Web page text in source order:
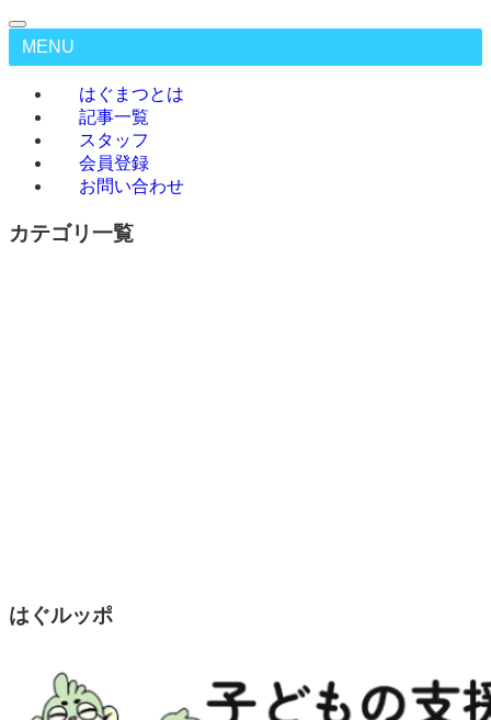
MENU
はぐまつとは
記事一覧
スタッフ
会員登録
お問い合わせ
カテゴリ一覧
はぐルッポ